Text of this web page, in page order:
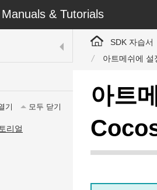
Manuals & Tutorials
기 모두 닫기
리얼
SDK 자습서
아트메쉬에
아트